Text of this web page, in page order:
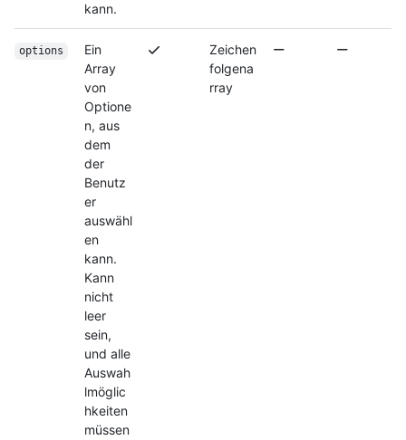
kann.
options
Ein
Array
von
Optione
n, aus
dem
der
Benutz
er
auswähl
en
kann.
Kann
nicht
leer
sein,
und alle
Auswah
lmöglic
hkeiten
müssen
Zeichen
folgena
rray